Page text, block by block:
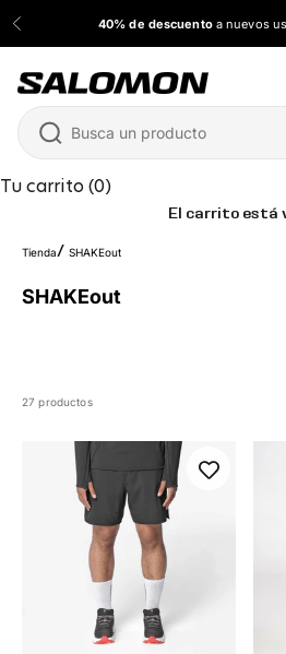
Anterior 40% de descuentoa nuevos
Salomon México
Tu carrito (0)
El carrito está
Tienda SHAKEout
SHAKEout
27 productos